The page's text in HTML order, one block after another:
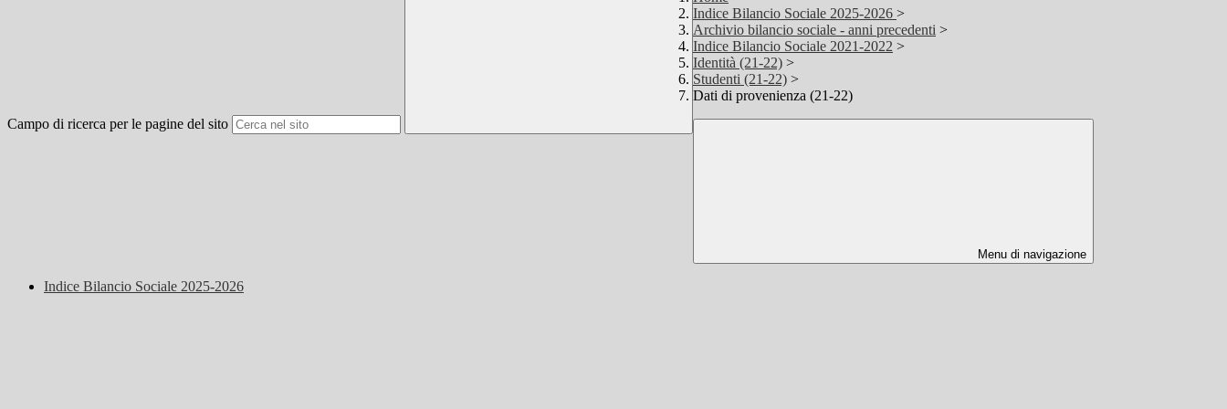
Campo di ricerca per le pagine del sito
Indice Bilancio Sociale 2025-2026 >
Archivio bilancio sociale - anni precedenti >
Indice Bilancio Sociale 2021-2022 >
Identità (21-22) >
Studenti (21-22) >
Dati di provenienza (21-22)
Menu di navigazione
Indice Bilancio Sociale 2025-2026